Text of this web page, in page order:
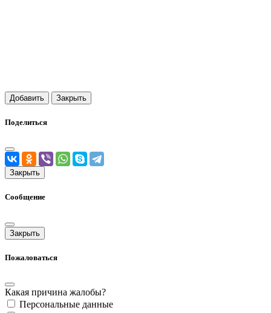
Добавить Закрыть
Поделиться
Закрыть
Сообщение
Закрыть
Пожаловаться
Какая причина жалобы?
Персональные данные